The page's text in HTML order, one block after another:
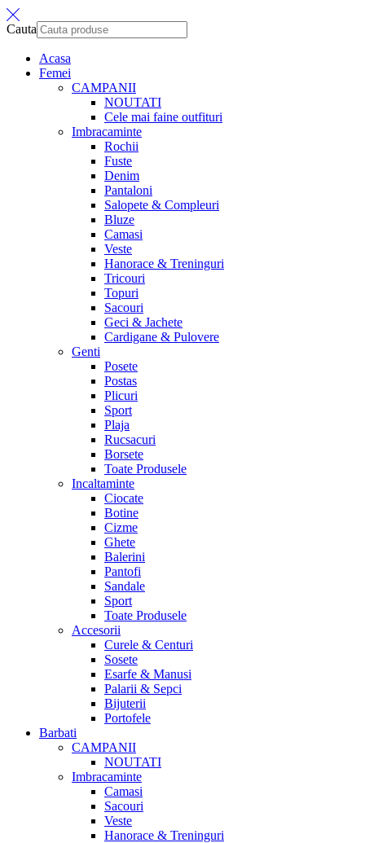
Cauta
Acasa
Femei
CAMPANII
NOUTATI
Cele mai faine outfituri
Imbracaminte
Rochii
Fuste
Denim
Pantaloni
Salopete & Compleuri
Bluze
Camasi
Veste
Hanorace & Treninguri
Tricouri
Topuri
Sacouri
Geci & Jachete
Cardigane & Pulovere
Genti
Posete
Postas
Plicuri
Sport
Plaja
Rucsacuri
Borsete
Toate Produsele
Incaltaminte
Ciocate
Botine
Cizme
Ghete
Balerini
Pantofi
Sandale
Sport
Toate Produsele
Accesorii
Curele & Centuri
Sosete
Esarfe & Manusi
Palarii & Sepci
Bijuterii
Portofele
Barbati
CAMPANII
NOUTATI
Imbracaminte
Camasi
Sacouri
Veste
Hanorace & Treninguri